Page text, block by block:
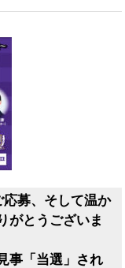
募、そして温か
がとうございま
事「当選」され